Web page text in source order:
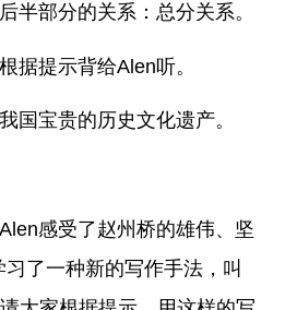
半部分的关系：总分关系。
据提示背给Alen听。
国宝贵的历史文化遗产。
感受了赵州桥的雄伟、坚
了一种新的写作手法，叫